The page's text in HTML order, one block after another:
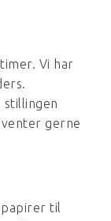
Vi har
stillingen
gerne
papirer til